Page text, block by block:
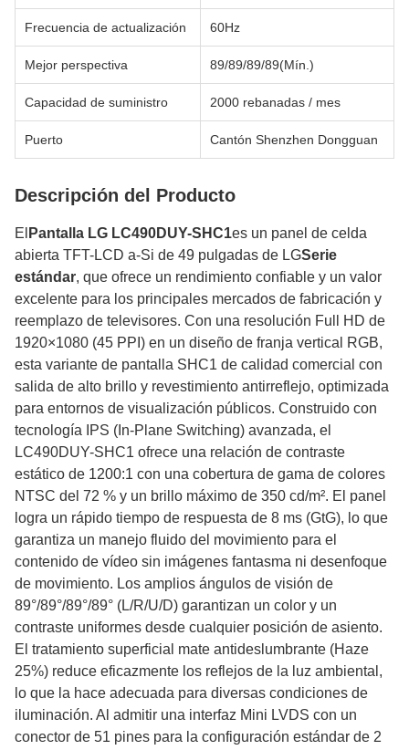
Frecuencia de actualización 60Hz
Mejor perspectiva 89/89/89/89(Mín.)
Capacidad de suministro 2000 rebanadas / mes
Puerto Cantón Shenzhen Dongguan
Descripción del Producto
El Pantalla LG LC490DUY-SHC1es un panel de celda
abierta TFT-LCD a-Si de 49 pulgadas de LGSerie
estándar, que ofrece un rendimiento confiable y un valor
excelente para los principales mercados de fabricación y
reemplazo de televisores. Con una resolución Full HD de
1920×1080 (45 PPI) en un diseño de franja vertical RGB,
esta variante de pantalla SHC1 de calidad comercial con
salida de alto brillo y revestimiento antirreflejo, optimizada
para entornos de visualización públicos. Construido con
tecnología IPS (In-Plane Switching) avanzada, el
LC490DUY-SHC1 ofrece una relación de contraste
estático de 1200:1 con una cobertura de gama de colores
NTSC del 72 % y un brillo máximo de 350 cd/m². El panel
logra un rápido tiempo de respuesta de 8 ms (GtG), lo que
garantiza un manejo fluido del movimiento para el
contenido de vídeo sin imágenes fantasma ni desenfoque
de movimiento. Los amplios ángulos de visión de
89°/89°/89°/89° (L/R/U/D) garantizan un color y un
contraste uniformes desde cualquier posición de asiento.
El tratamiento superficial mate antideslumbrante (Haze
25%) reduce eficazmente los reflejos de la luz ambiental,
lo que la hace adecuada para diversas condiciones de
iluminación. Al admitir una interfaz Mini LVDS con un
conector de 51 pines para la configuración estándar de 2